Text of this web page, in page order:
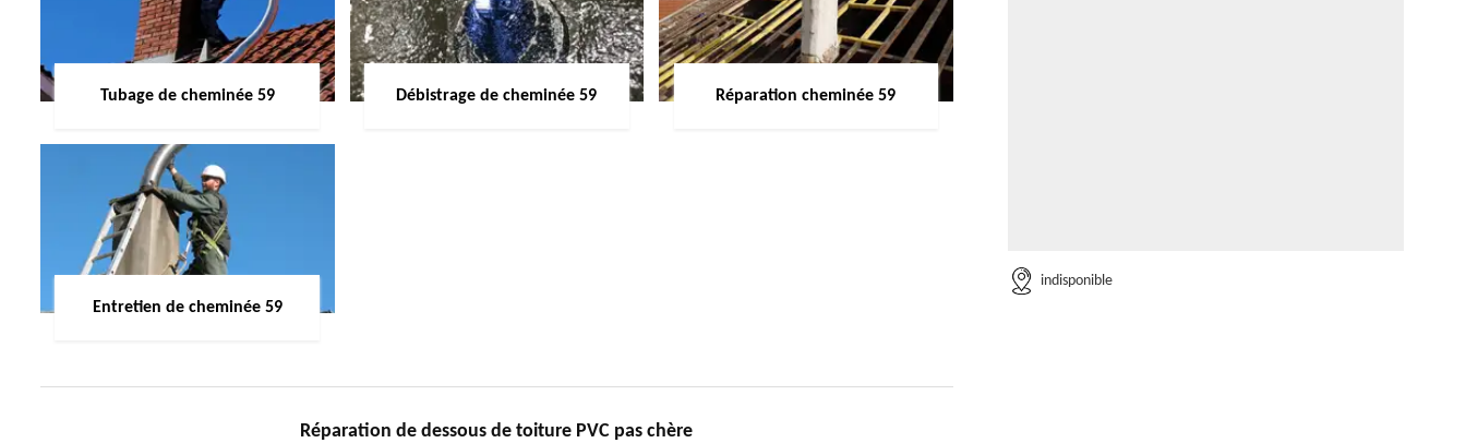
Tubage de cheminée 59 Débistrage de cheminée 59 Réparation cheminée 59
Entretien de cheminée 59
Réparation de dessous de toiture PVC pas chère
indisponible